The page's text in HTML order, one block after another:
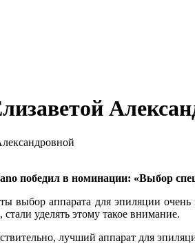
победил в номинации: «Выбор
выбор аппарата для эпиляции очень
уделять этому такое внимание.
лучший аппарат для